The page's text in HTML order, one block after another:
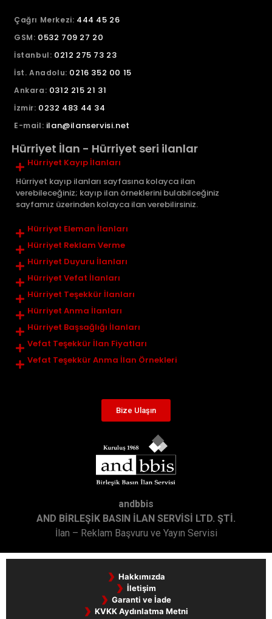
Çağrı Merkezi: 444 45 26
GSM: 0532 709 27 20
İstanbul: 0212 275 73 23
İst. Anadolu: 0216 352 00 15
Ankara: 0312 215 21 31
İzmir: 0232 483 44 34
E-mail: ilan@ilanservisi.net
Hürriyet İlan - Hürriyet seri ilanlar
Hürriyet Kayıp İlanları
Hürriyet kayıp ilanları sayfasına kolayca ilan
verebileceğiniz; kayıp ilan örneklerini bulabilceğiniz
sayfamız üzerinden kolayca ilan verebilirsiniz.
Hürriyet Eleman İlanları
Hürriyet Reklam Verme
Hürriyet Duyuru İlanları
Hürriyet Vefat İlanları
Hürriyet Teşekkür İlanları
Hürriyet Anma İlanları
Hürriyet Başsağlığı İlanları
Vefat Teşekkür İlan Fiyatları
Vefat Teşekkür Anma İlan Örnekleri
Bize Ulaşın
andbbis
AND BİRLEŞİK BASIN İLAN SERVİSİ LTD. ŞTİ.
İlan – Reklam Başvuru ve Yayın Servisi
Hakkımızda
İletişim
Garanti ve İade
KVKK Aydınlatma Metni